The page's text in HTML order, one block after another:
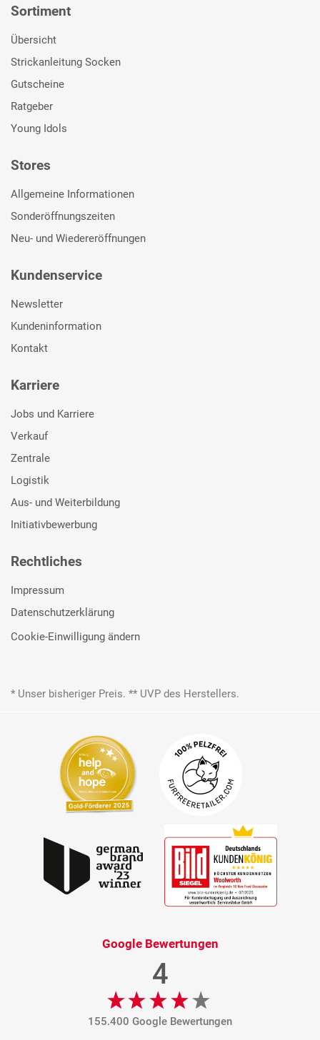
Sortiment
Übersicht
Strickanleitung Socken
Gutscheine
Ratgeber
Young Idols
Stores
Allgemeine Informationen
Sonderöffnungszeiten
Neu- und Wiedereröffnungen
Kundenservice
Newsletter
Kundeninformation
Kontakt
Karriere
Jobs und Karriere
Verkauf
Zentrale
Logistik
Aus- und Weiterbildung
Initiativbewerbung
Rechtliches
Impressum
Datenschutzerklärung
Cookie-Einwilligung ändern
* Unser bisheriger Preis. ** UVP des Herstellers.
Google Bewertungen
4
155.400 Google Bewertungen